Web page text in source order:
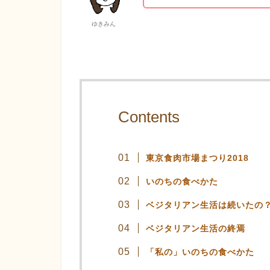
ゆきみん
Contents
東京食肉市場まつり2018
いのちの食べかた
ベジタリアン生活は続いたの？
ベジタリアン生活の終焉
「私の」いのちの食べかた